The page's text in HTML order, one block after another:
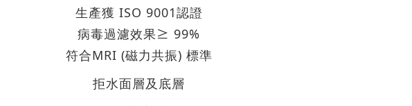
生產獲 ISO 9001 認證
病毒過濾效果 ≥ 99%
符合MRI (磁力共振) 標準
拒水面層及底層